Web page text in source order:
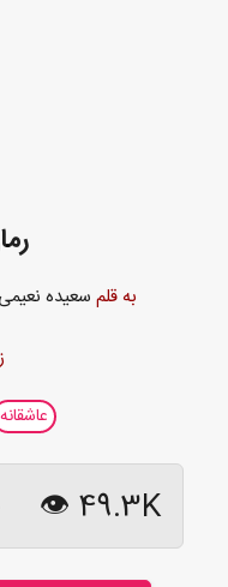
به قلم سعیده نعیمی
عاشقانه
49.3K 👁